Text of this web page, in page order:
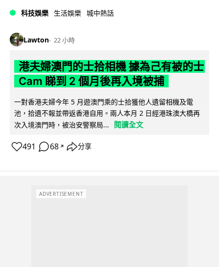
科技娛樂 生活娛樂 城中熱話
Lawton 22 小時
港夫婦澳門的士拾相機 據為己有被的士
Cam 睇到 2 個月後再入境被捕
一對香港夫婦今年 5 月遊澳門乘的士拾獲他人遺留相機及電
池，拾遺不報並帶返香港自用。兩人本月 2 日經港珠澳大橋再
次入境澳門時，被治安警察局...
閱讀全文
491 68 ↗ 分享
ADVERTISEMENT